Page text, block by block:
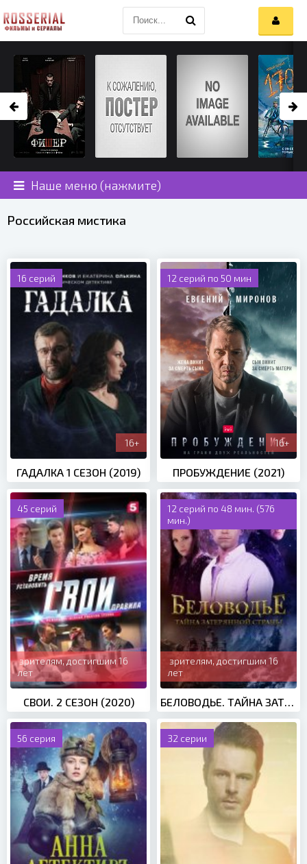
Наше меню (нажмите)
Российская мистика
16 серий
16+
ГАДАЛКА 1 СЕЗОН (2019)
12 серий по 50 мин
16+
ПРОБУЖДЕНИЕ (2021)
45 серий
зрителям, достигшим 16
лет
СВОИ. 2 СЕЗОН (2020)
12 серий по 48 мин. (576
мин.)
зрителям, достигшим 16
лет
БЕЛОВОДЬЕ. ТАЙНА ЗАТЕРЯННОЙ СТРАНЫ (2016)
56 серия 32 серии